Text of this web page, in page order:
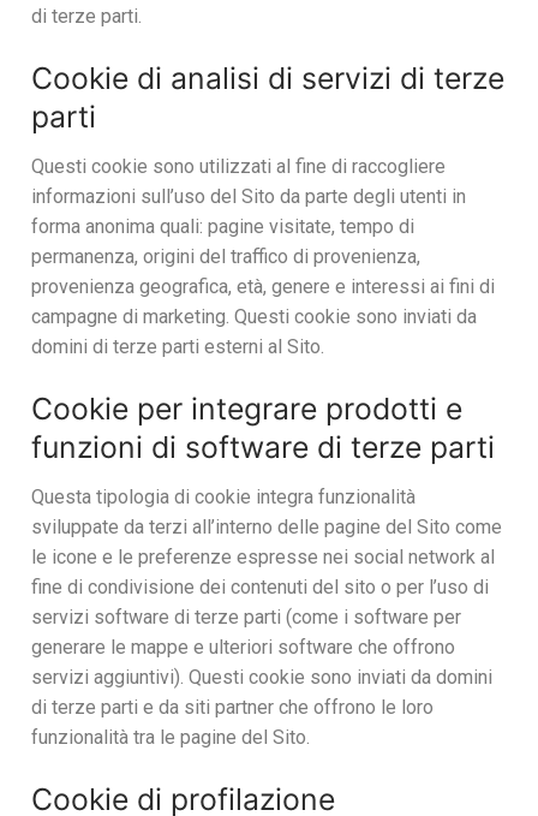
di terze parti.
Cookie di analisi di servizi di terze
parti
Questi cookie sono utilizzati al fine di raccogliere
informazioni sull’uso del Sito da parte degli utenti in
forma anonima quali: pagine visitate, tempo di
permanenza, origini del traffico di provenienza,
provenienza geografica, età, genere e interessi ai fini di
campagne di marketing. Questi cookie sono inviati da
domini di terze parti esterni al Sito.
Cookie per integrare prodotti e
funzioni di software di terze parti
Questa tipologia di cookie integra funzionalità
sviluppate da terzi all’interno delle pagine del Sito come
le icone e le preferenze espresse nei social network al
fine di condivisione dei contenuti del sito o per l’uso di
servizi software di terze parti (come i software per
generare le mappe e ulteriori software che offrono
servizi aggiuntivi). Questi cookie sono inviati da domini
di terze parti e da siti partner che offrono le loro
funzionalità tra le pagine del Sito.
Cookie di profilazione